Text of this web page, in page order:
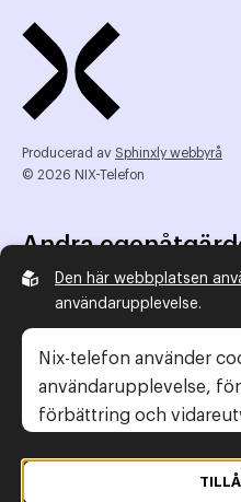
Producerad av Sphinxly webbyrå
© 2026 NIX-Telefon
Andra
NIX Telefon
NIX addresserat
Reklamombudsmannen
Konsumentverket
Legal information
Den här webbplatsen
användarupplevelse.
Nix-telefon använder
användarupplevelse,
förbättring och